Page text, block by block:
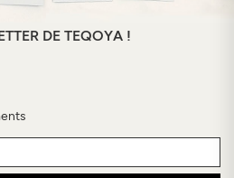
DE TEQOYA !